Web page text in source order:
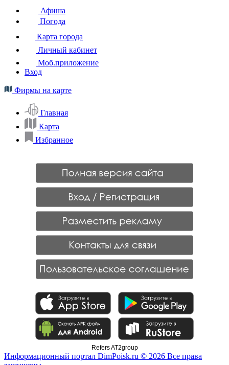
Афиша
Погода
Карта города
Личный кабинет
Моб.приложение
Вход
Фирмы на карте
Главная
Карта
Избранное
Refers AT2group
Информационный портал DimPoisk.ru © 2026 Все права